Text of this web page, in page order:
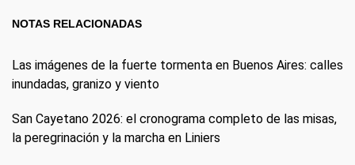
NOTAS RELACIONADAS
Las imágenes de la fuerte tormenta en Buenos Aires: calles
inundadas, granizo y viento
San Cayetano 2026: el cronograma completo de las misas,
la peregrinación y la marcha en Liniers